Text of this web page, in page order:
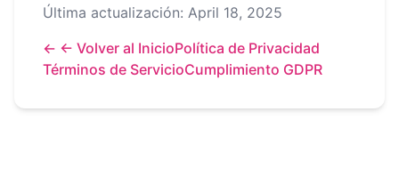
Última actualización: April 18, 2025
← ← Volver al InicioPolítica de Privacidad
Términos de ServicioCumplimiento GDPR